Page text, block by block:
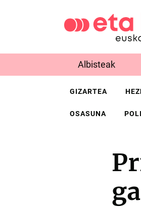
Albisteak
GIZARTEA
OSASUNA